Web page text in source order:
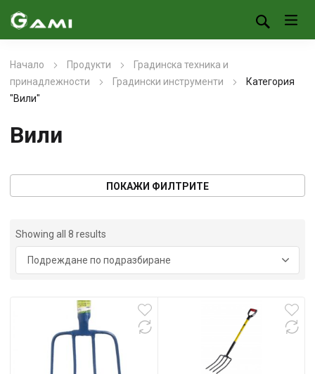
Начало Продукти
Градинска техника и
принадлежности
Градински инструменти
Категория
"Вили"
Вили
ПОКАЖИ ФИЛТРИТЕ
Showing all 8 results